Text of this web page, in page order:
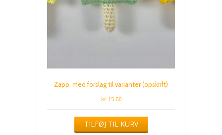
Zapp, med forslag til varianter (opskrift)
kr. 15.00
TILFØJ TIL KURV